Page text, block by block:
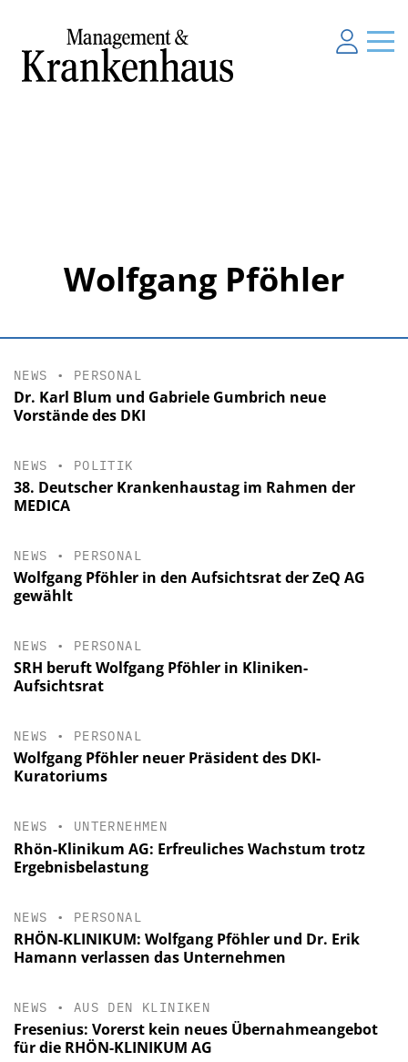
Wolfgang Pföhler
NEWS • PERSONAL
Dr. Karl Blum und Gabriele Gumbrich neue
Vorstände des DKI
NEWS • POLITIK
38. Deutscher Krankenhaustag im Rahmen der
MEDICA
NEWS • PERSONAL
Wolfgang Pföhler in den Aufsichtsrat der ZeQ AG
gewählt
NEWS • PERSONAL
SRH beruft Wolfgang Pföhler in Kliniken-
Aufsichtsrat
NEWS • PERSONAL
Wolfgang Pföhler neuer Präsident des DKI-
Kuratoriums
NEWS • UNTERNEHMEN
Rhön-Klinikum AG: Erfreuliches Wachstum trotz
Ergebnisbelastung
NEWS • PERSONAL
RHÖN-KLINIKUM: Wolfgang Pföhler und Dr. Erik
Hamann verlassen das Unternehmen
NEWS • AUS DEN KLINIKEN
Fresenius: Vorerst kein neues Übernahmeangebot
für die RHÖN-KLINIKUM AG